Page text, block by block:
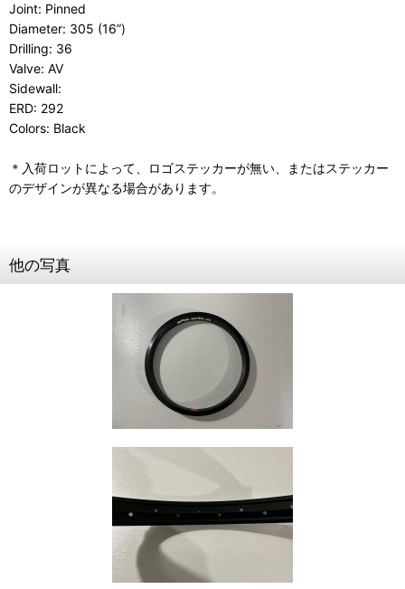
Joint: Pinned
Diameter: 305 (16”)
Drilling: 36
Valve: AV
Sidewall:
ERD: 292
Colors: Black
＊入荷ロットによって、ロゴステッカーが無い、またはステッカー
のデザインが異なる場合があります。
他の写真